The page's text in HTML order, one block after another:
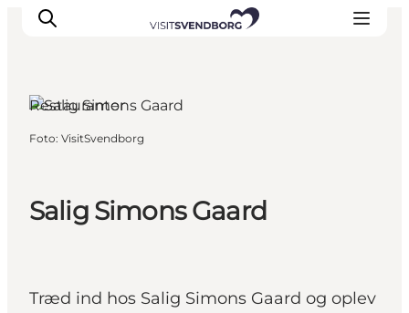
Spis og drik
handelsbyen Svendborg
Salig Simons Gaard
Træd ind hos Salig Simons Gaard og oplev
Restauranter
Foto: VisitSvendborg